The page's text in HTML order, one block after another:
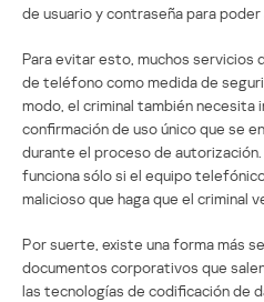
de usuario y contraseña para
Para evitar esto, muchos servicios
de teléfono como medida de
modo, el criminal también necesita
confirmación de uso único que se
durante el proceso de
funciona sólo si el equipo
malicioso que haga que el criminal
Por suerte, existe una forma más
documentos corporativos que
las tecnologías de codificación de